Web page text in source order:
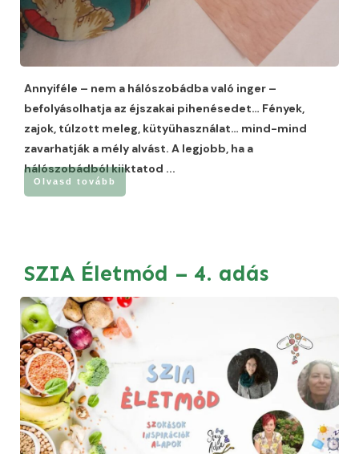
Annyiféle – nem a hálószobádba való inger –
befolyásolhatja az éjszakai pihenésedet… Fények,
zajok, túlzott meleg, kütyühasználat… mind-mind
zavarhatják a mély alvást. A legjobb, ha a
hálószobádból kiiktatod ...
Olvasd tovább
SZIA Életmód – 4. adás